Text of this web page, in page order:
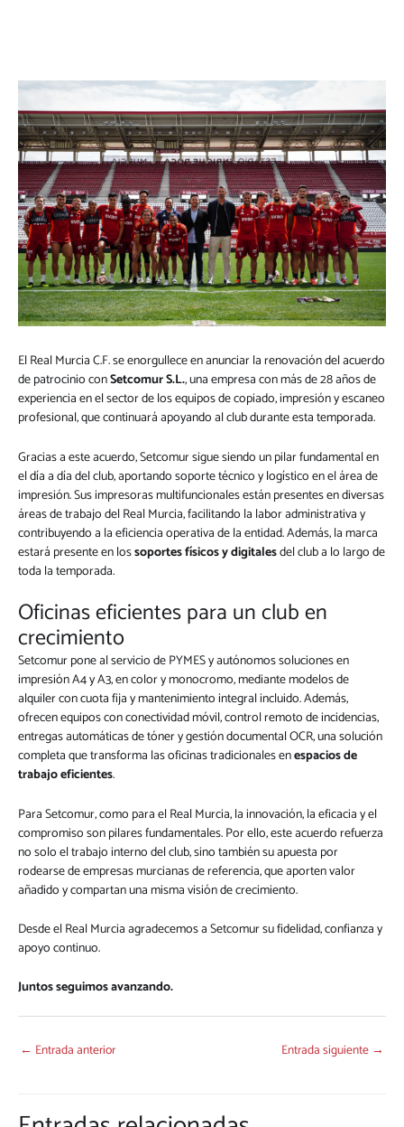
El Real Murcia C.F. se enorgullece en anunciar la renovación del acuerdo
de patrocinio conSetcomur S.L., una empresa con más de 28 años de
experiencia en el sector de los equipos de copiado, impresión y escaneo
profesional, que continuará apoyando al club durante esta temporada.
Gracias a este acuerdo, Setcomur sigue siendo un pilar fundamental en
el día a día del club, aportando soporte técnico y logístico en el área de
impresión. Sus impresoras multifuncionales están presentes en diversas
áreas de trabajo del Real Murcia, facilitando la labor administrativa y
contribuyendo a la eficiencia operativa de la entidad. Además, la marca
estará presente en lossoportes físicos y digitalesdel club a lo largo de
toda la temporada.
Oficinas eficientes para un club en
crecimiento
Setcomur pone al servicio de PYMES y autónomos soluciones en
impresión A4 y A3, en color y monocromo, mediante modelos de
alquiler con cuota fija y mantenimiento integral incluido. Además,
ofrecen equipos con conectividad móvil, control remoto de incidencias,
entregas automáticas de tóner y gestión documental OCR, una solución
completa que transforma las oficinas tradicionales enespacios de
trabajo eficientes.
Para Setcomur, como para el Real Murcia, la innovación, la eficacia y el
compromiso son pilares fundamentales. Por ello, este acuerdo refuerza
no solo el trabajo interno del club, sino también su apuesta por
rodearse de empresas murcianas de referencia, que aporten valor
añadido y compartan una misma visión de crecimiento.
Desde el Real Murcia agradecemos a Setcomur su fidelidad, confianza y
apoyo continuo.
Juntos seguimos avanzando.
← Entrada anterior Entrada siguiente →